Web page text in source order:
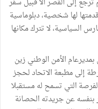
لها شخصية، دبلوماسية
السياسية، لا تترك مكانها
الأمن الوطني زين
إلى مطبعة الاتحاد لحجز
التي تسمح له مستقبلا
عن جريدته الحصانة